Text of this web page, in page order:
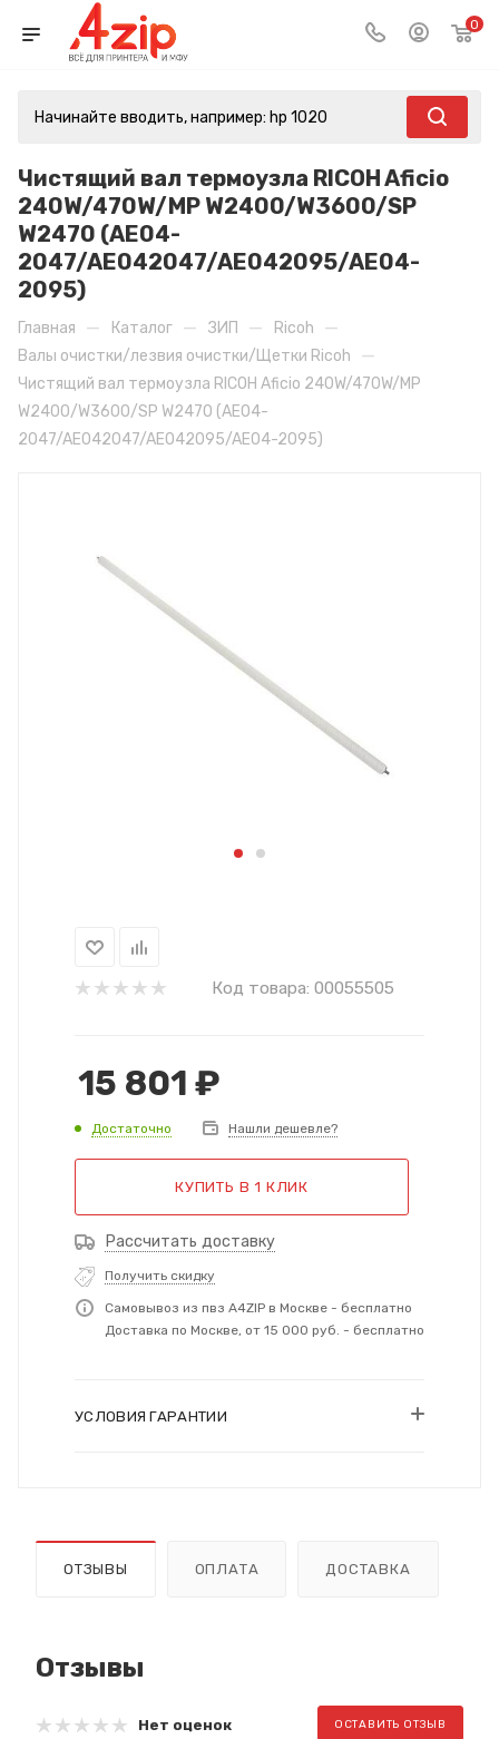
0
Чистящий вал термоузла RICOH Aficio
240W/470W/MP W2400/W3600/SP
W2470 (AE04-
2047/AE042047/AE042095/AE04-
2095)
Главная — Каталог — ЗИП — Ricoh —
Валы очистки/лезвия очистки/Щетки Ricoh —
Чистящий вал термоузла RICOH Aficio 240W/470W/MP
W2400/W3600/SP W2470 (AE04-
2047/AE042047/AE042095/AE04-2095)
Код товара: 00055505
15 801 ₽
Достаточно Нашли дешевле?
КУПИТЬ В 1 КЛИК
Рассчитать доставку
Получить скидку
Самовывоз из пвз A4ZIP в Москве - бесплатно
Доставка по Москве, от 15 000 руб. - бесплатно
УСЛОВИЯ ГАРАНТИИ
ОТЗЫВЫ ОПЛАТА ДОСТАВКА
Отзывы
Нет оценок ОСТАВИТЬ ОТЗЫВ